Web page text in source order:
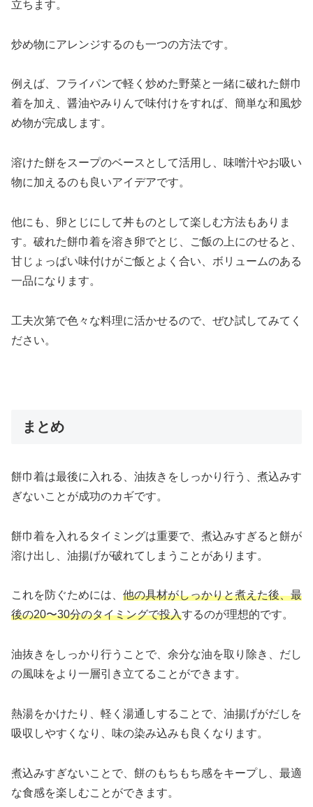
立ちます。
炒め物にアレンジするのも一つの方法です。
例えば、フライパンで軽く炒めた野菜と一緒に破れた餅巾
着を加え、醤油やみりんで味付けをすれば、簡単な和風炒
め物が完成します。
溶けた餅をスープのベースとして活用し、味噌汁やお吸い
物に加えるのも良いアイデアです。
他にも、卵とじにして丼ものとして楽しむ方法もありま
す。破れた餅巾着を溶き卵でとじ、ご飯の上にのせると、
甘じょっぱい味付けがご飯とよく合い、ボリュームのある
一品になります。
工夫次第で色々な料理に活かせるので、ぜひ試してみてく
ださい。
まとめ
餅巾着は最後に入れる、油抜きをしっかり行う、煮込みす
ぎないことが成功のカギです。
餅巾着を入れるタイミングは重要で、煮込みすぎると餅が
溶け出し、油揚げが破れてしまうことがあります。
これを防ぐためには、 他の具材がしっかりと煮えた後、最
後の20〜30分のタイミングで投入するのが理想的です。
油抜きをしっかり行うことで、余分な油を取り除き、だし
の風味をより一層引き立てることができます。
熱湯をかけたり、軽く湯通しすることで、油揚げがだしを
吸収しやすくなり、味の染み込みも良くなります。
煮込みすぎないことで、餅のもちもち感をキープし、最適
な食感を楽しむことができます。